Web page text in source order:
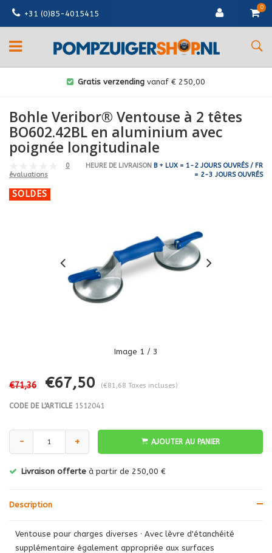
+31 (0)85-4015415
0
Gratis verzending vanaf € 250,00
Bohle Veribor® Ventouse à 2 têtes
BO602.42BL en aluminium avec
poignée longitudinale
0
évaluations
HEURE DE LIVRAISON B + LUX = 1-2 JOURS OUVRÉS / FR
= 2-3 JOURS OUVRÉS
SOLDES
Image 1 / 3
€71,36 €67,50 (€81,68 Taxes incluses)
CODE DE L'ARTICLE1512041
- + AJOUTER AU PANIER
Livraison offerte à partir de 250,00 €
Description
Ventouse pour charges diverses · Avec lèvre d'étanchéité
supplémentaire également appropriée aux surfaces